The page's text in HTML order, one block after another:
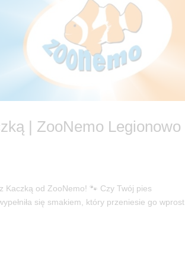
| ZooNemo Legionowo
Kaczką od ZooNemo! 🐾 Czy Twój pies
się smakiem, który przeniesie go wprost